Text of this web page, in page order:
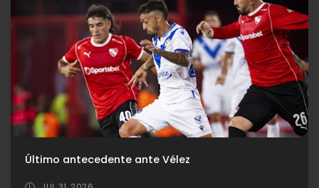
Último antecedente ante Vélez